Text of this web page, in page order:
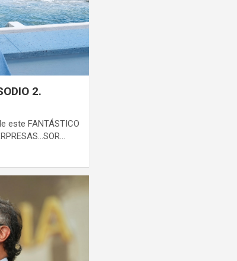
2.
este FANTÁSTICO